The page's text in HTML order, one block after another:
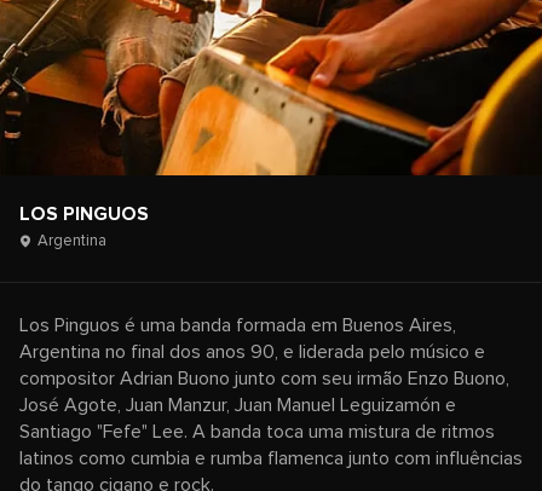
LOS PINGUOS
Argentina
Los Pinguos é uma banda formada em Buenos Aires,
Argentina no final dos anos 90, e liderada pelo músico e
compositor Adrian Buono junto com seu irmão Enzo Buono,
José Agote, Juan Manzur, Juan Manuel Leguizamón e
Santiago "Fefe" Lee. A banda toca uma mistura de ritmos
latinos como cumbia e rumba flamenca junto com influências
do tango cigano e rock.